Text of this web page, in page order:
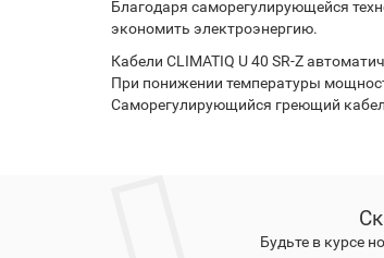
Благодаря саморегулирующейся
экономить электроэнергию.
Кабели CLIMATIQ U 40 SR-Z
При понижении температуры
Саморегулирующийся греющий
Будьте в курсе